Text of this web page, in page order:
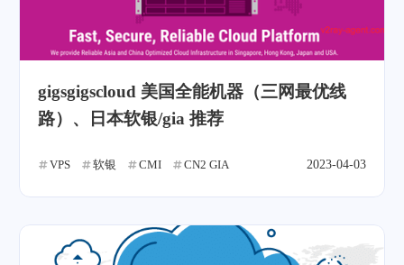
gigsgigscloud 美国全能机器（三网最优线
路）、日本软银/gia 推荐
VPS 软银 CMI CN2 GIA 2023-04-03